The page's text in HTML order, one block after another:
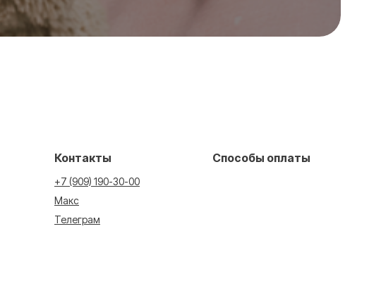
Контакты
+7 (909) 190-30-00
Макс
Телеграм
Способы оплаты